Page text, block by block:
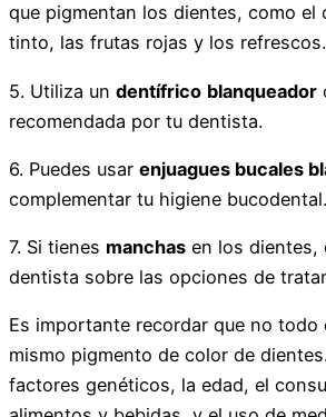
que pigmentan los dientes, como el
tinto, las frutas rojas y los refrescos.
5. Utiliza un dentífrico blanqueador
recomendada por tu dentista.
6. Puedes usar enjuagues bucales
complementar tu higiene bucodental.
7. Si tienes manchas en los dientes,
dentista sobre las opciones de
Es importante recordar que no todo
mismo pigmento de color de
factores genéticos, la edad, el